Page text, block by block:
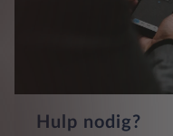
Hulp nodig?